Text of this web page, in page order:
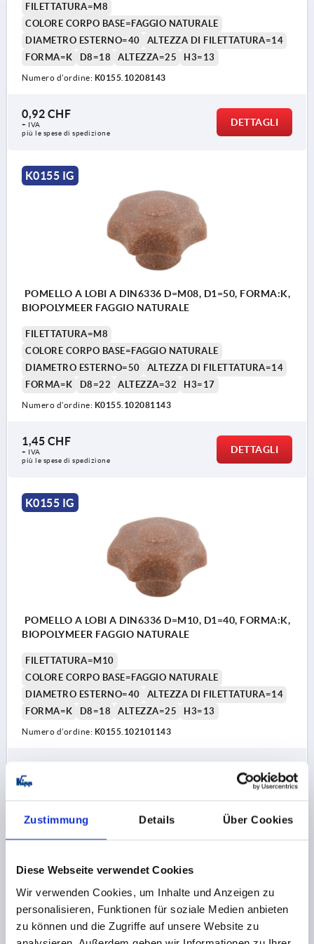
Zustimmung Details Über Cookies
Diese Webseite verwendet Cookies
Wir verwenden Cookies, um Inhalte und Anzeigen zu
personalisieren, Funktionen für soziale Medien anbieten
zu können und die Zugriffe auf unsere Website zu
FILETTATURA=M8
COLORE CORPO BASE=FAGGIO NATURALE
DIAMETRO ESTERNO=40
ALTEZZA DI FILETTATURA=14
FORMA=K
D8=18 ALTEZZA=25 H3=13
Numero d’ordine: K0155.10208143
0,92 CHF
+ IVA
più le spese di spedizione
DETTAGLI
K0155 IG
POMELLO A LOBI A DIN6336 D=M08, D1=50, FORMA:K,
BIOPOLYMEER FAGGIO NATURALE
FILETTATURA=M8
COLORE CORPO BASE=FAGGIO NATURALE
DIAMETRO ESTERNO=50
ALTEZZA DI FILETTATURA=14
FORMA=K
D8=22 ALTEZZA=32 H3=17
Numero d’ordine: K0155.102081143
1,45 CHF
+ IVA
più le spese di spedizione
DETTAGLI
K0155 IG
POMELLO A LOBI A DIN6336 D=M10, D1=40, FORMA:K,
BIOPOLYMEER FAGGIO NATURALE
FILETTATURA=M10
COLORE CORPO BASE=FAGGIO NATURALE
DIAMETRO ESTERNO=40
ALTEZZA DI FILETTATURA=14
FORMA=K
D8=18 ALTEZZA=25 H3=13
Numero d’ordine: K0155.102101143
+ IVA
più le spese di spedizione
DETTAGLI